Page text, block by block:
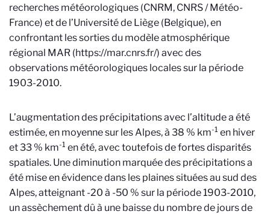
recherches météorologiques (CNRM, CNRS / Météo-
France) et de l’Université de Liège (Belgique), en
confrontant les sorties du modèle atmosphérique
régional MAR (https://mar.cnrs.fr/) avec des
observations météorologiques locales sur la période
1903-2010.
L’augmentation des précipitations avec l’altitude a été
estimée, en moyenne sur les Alpes, à 38 % km-1 en hiver
et 33 % km-1 en été, avec toutefois de fortes disparités
spatiales. Une diminution marquée des précipitations a
été mise en évidence dans les plaines situées au sud des
Alpes, atteignant -20 à -50 % sur la période 1903-2010,
un assèchement dû à une baisse du nombre de jours de